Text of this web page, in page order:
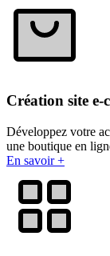
Création site e-
Développez votre
une boutique en
En savoir +